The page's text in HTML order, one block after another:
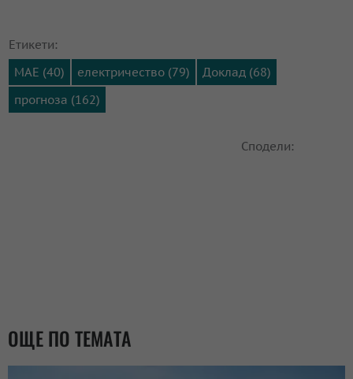
Етикети:
МАЕ (40)
електричество (79)
Доклад (68)
прогноза (162)
Сподели:
ОЩЕ ПО ТЕМАТА